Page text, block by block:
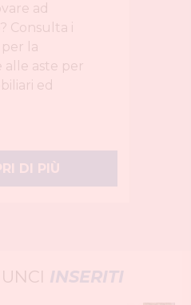
ad
Consulta i
la
alle aste per
ed
DI PIÙ
INSERITI